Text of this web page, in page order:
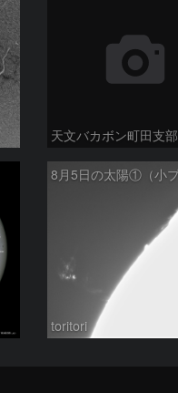
天文バカボン町田支部
toritori